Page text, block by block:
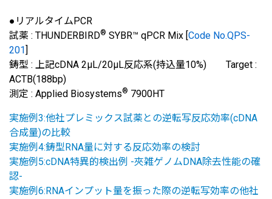
●リアルタイムPCR
試薬 : THUNDERBIRD® SYBR™ qPCR Mix [ Code No.QPS-
201
鋳型 : 上記cDNA 2μL/20μL反応系(持込量10%) Target :
ACTB(188bp)
測定 : Applied Biosystems® 7900HT
実施例3:他社プレミックス試薬との逆転写反応効率(cDNA
合成量)の比較
実施例4:鋳型RNA量に対する反応効率の検討
実施例5:cDNA特異的検出例 -夾雑ゲノムDNA除去性能の確
認-
実施例6:RNAインプット量を振った際の逆転写効率の他社